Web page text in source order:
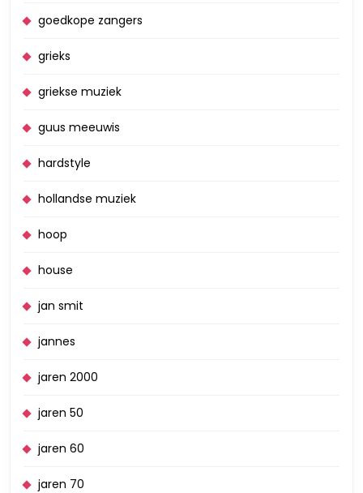
goedkope zangers
grieks
griekse muziek
guus meeuwis
hardstyle
hollandse muziek
hoop
house
jan smit
jannes
jaren 2000
jaren 50
jaren 60
jaren 70